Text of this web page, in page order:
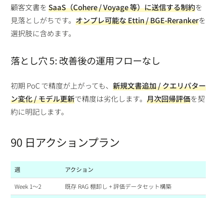
顧客文書をSaaS（Cohere / Voyage 等）に送信する制約を
見落としがちです。オンプレ可能な Ettin / BGE-Rerankerを
選択肢に含めます。
落とし穴 5: 改善後の運用フローなし
初期 PoC で精度が上がっても、新規文書追加 / クエリパター
ン変化 / モデル更新で精度は劣化します。月次回帰評価を契
約に明記します。
90 日アクションプラン
週 アクション
Week 1〜2 既存 RAG 棚卸し + 評価データセット構築